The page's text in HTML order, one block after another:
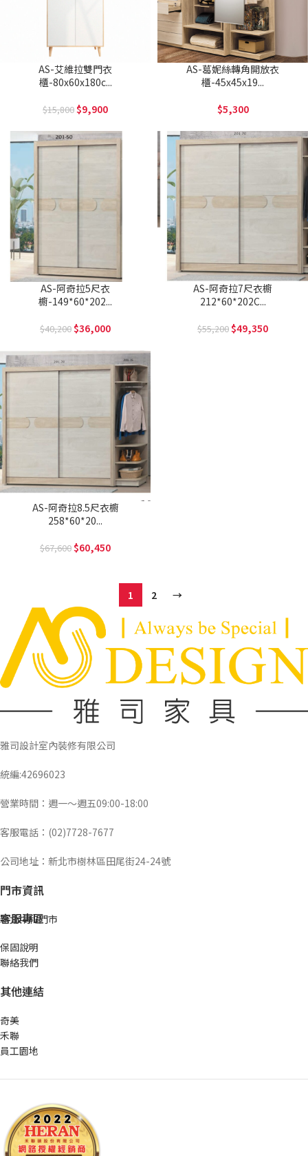
AS-艾維拉雙門衣
櫃-80x60x180c...
15,800 9,900
AS-葛妮絲轉角開放衣
櫃-45x45x19...
5,300
AS-阿奇拉5尺衣
櫥-149*60*202...
40,200 36,000
AS-阿奇拉7尺衣櫥
212*60*202C...
55,200 49,350
AS-阿奇拉8.5尺衣櫥
258*60*20...
67,600 60,450
1 2 →
雅司設計室內裝修有限公司
統編:42696023
營業時間：週一～週五09:00-18:00
客服電話：(02)7728-7677
公司地址：新北市樹林區田尾街24-24號
門市資訊
新北中和門市
客服專區
保固說明
聯絡我們
其他連結
奇美
禾聯
員工園地